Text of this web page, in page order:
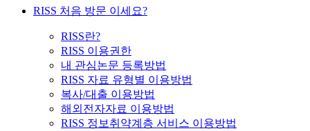
RISS 처음 방문 이세요?
RISS란?
RISS 이용권한
내 관심논문 등록방법
RISS 자료 유형별 이용방법
복사/대출 이용방법
해외전자자료 이용방법
RISS 정보취약계층 서비스 이용방법